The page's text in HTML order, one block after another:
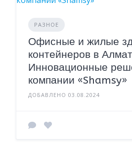
РАЗНОЕ
Офисные и жилые
контейнеров в
Инновационные
компании «Shamsy»
ДОБАВЛЕНО 03.08.2024